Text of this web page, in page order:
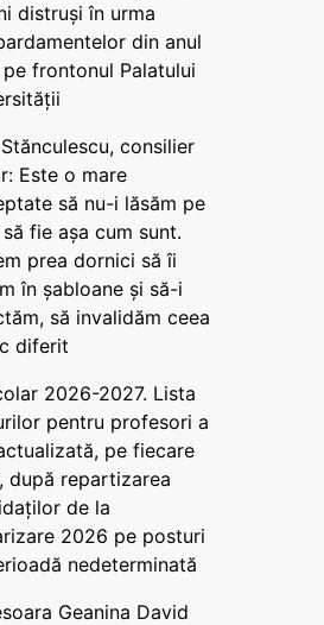
distruși în urma
din anul
pe frontonul Palatului
consilier
Este o mare
să nu-i lăsăm pe
fie așa cum sunt.
prea dornici să îi
în șabloane și să-i
să invalidăm ceea
diferit
2026-2027. Lista
pentru profesori a
pe fiecare
după repartizarea
de la
2026 pe posturi
nedeterminată
Geanina David